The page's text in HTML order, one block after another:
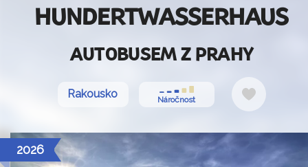
HUNDERTWASSERHAUS
AUTOBUSEM Z PRAHY
Rakousko Náročnost
Do
2026